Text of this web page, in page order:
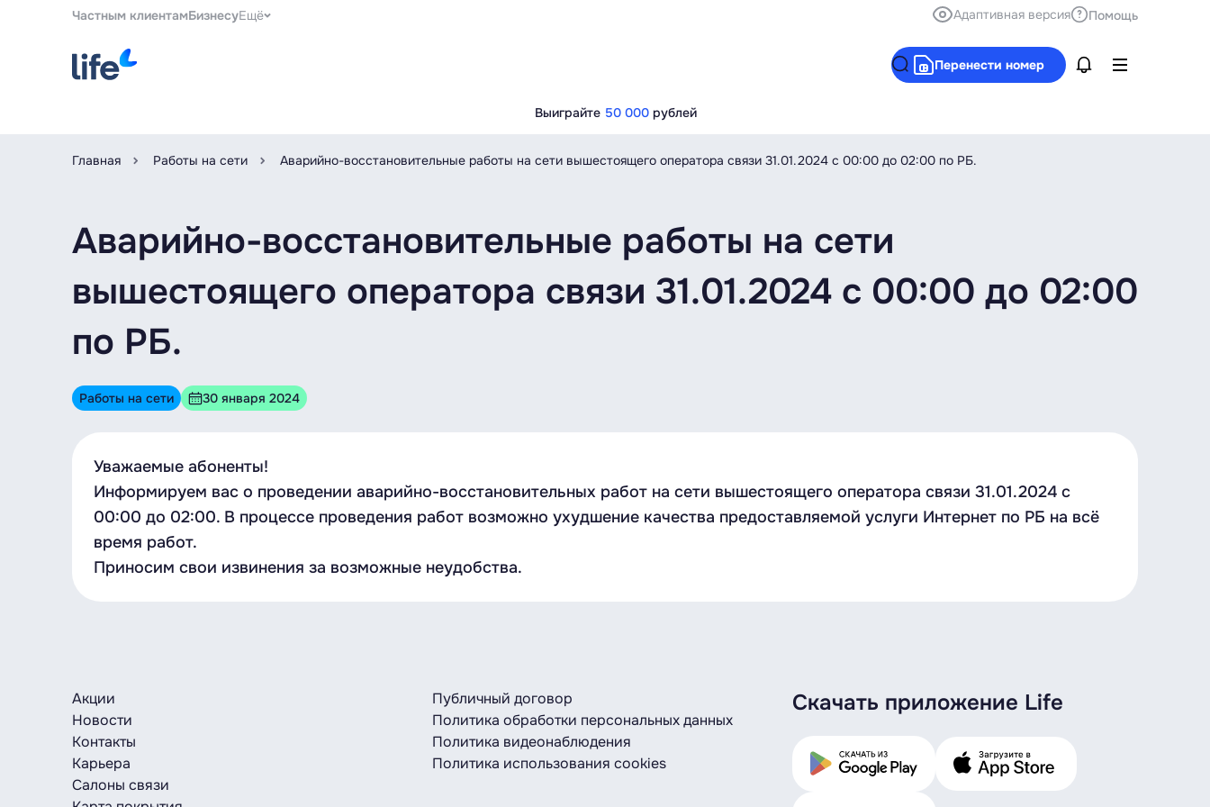
Частным клиентамБизнесуЕщё Адаптивная версия Помощь
Перенести номер
Выиграйте 50 000 рублей
Главная Работы на сети Аварийно-восстановительные работы на сети вышестоящего оператора связи 31.01.2024 с 00:00 до 02:00 по РБ.
Аварийно-восстановительные работы на сети
вышестоящего оператора связи 31.01.2024 с 00:00 до 02:00
по РБ.
Работы на сети 30 января 2024
Уважаемые абоненты!
Информируем вас о проведении аварийно-восстановительных работ на сети вышестоящего оператора связи 31.01.2024 с
00:00 до 02:00. В процессе проведения работ возможно ухудшение качества предоставляемой услуги Интернет по РБ на всё
время работ.
Приносим свои извинения за возможные неудобства.
Акции
Новости
Контакты
Карьера
Салоны связи
Публичный договор
Политика обработки персональных данных
Политика видеонаблюдения
Политика использования cookies
Скачать приложение Life